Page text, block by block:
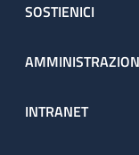
SOSTIENICI
INTRANET